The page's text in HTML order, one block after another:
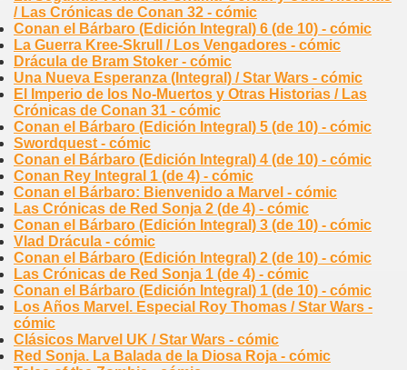
/ Las Crónicas de Conan 32 - cómic
Conan el Bárbaro (Edición Integral) 6 (de 10) - cómic
La Guerra Kree-Skrull / Los Vengadores - cómic
Drácula de Bram Stoker - cómic
Una Nueva Esperanza (Integral) / Star Wars - cómic
El Imperio de los No-Muertos y Otras Historias / Las
Crónicas de Conan 31 - cómic
Conan el Bárbaro (Edición Integral) 5 (de 10) - cómic
Swordquest - cómic
Conan el Bárbaro (Edición Integral) 4 (de 10) - cómic
Conan Rey Integral 1 (de 4) - cómic
Conan el Bárbaro: Bienvenido a Marvel - cómic
Las Crónicas de Red Sonja 2 (de 4) - cómic
Conan el Bárbaro (Edición Integral) 3 (de 10) - cómic
Vlad Drácula - cómic
Conan el Bárbaro (Edición Integral) 2 (de 10) - cómic
Las Crónicas de Red Sonja 1 (de 4) - cómic
Conan el Bárbaro (Edición Integral) 1 (de 10) - cómic
Los Años Marvel. Especial Roy Thomas / Star Wars -
cómic
Clásicos Marvel UK / Star Wars - cómic
Red Sonja. La Balada de la Diosa Roja - cómic